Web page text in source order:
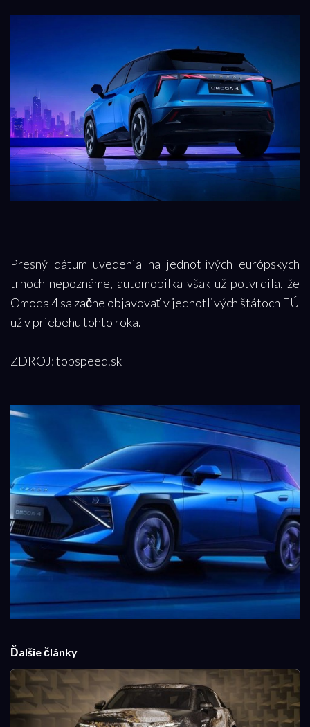
Ďalšie články
Presný dátum uvedenia na jednotlivých európskych
trhoch nepoznáme, automobilka však už potvrdila, že
Omoda 4 sa začne objavovať v jednotlivých štátoch EÚ
už v priebehu tohto roka.
ZDROJ: topspeed.sk